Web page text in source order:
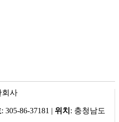
회사
: 305-86-37181 | 위치 : 충청남도